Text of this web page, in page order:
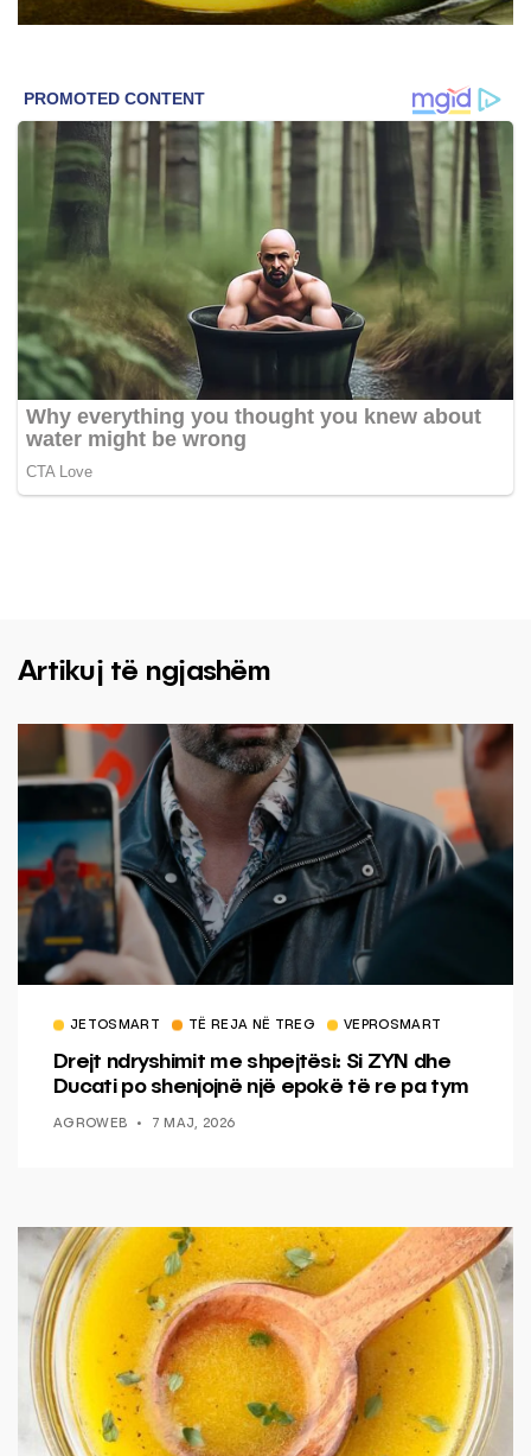
Artikuj të ngjashëm
JETOSMART TË REJA NË TREG VEPROSMART
Drejt ndryshimit me shpejtësi: Si ZYN dhe
Ducati po shenjojnë një epokë të re pa tym
AGROWEB 7 MAJ, 2026